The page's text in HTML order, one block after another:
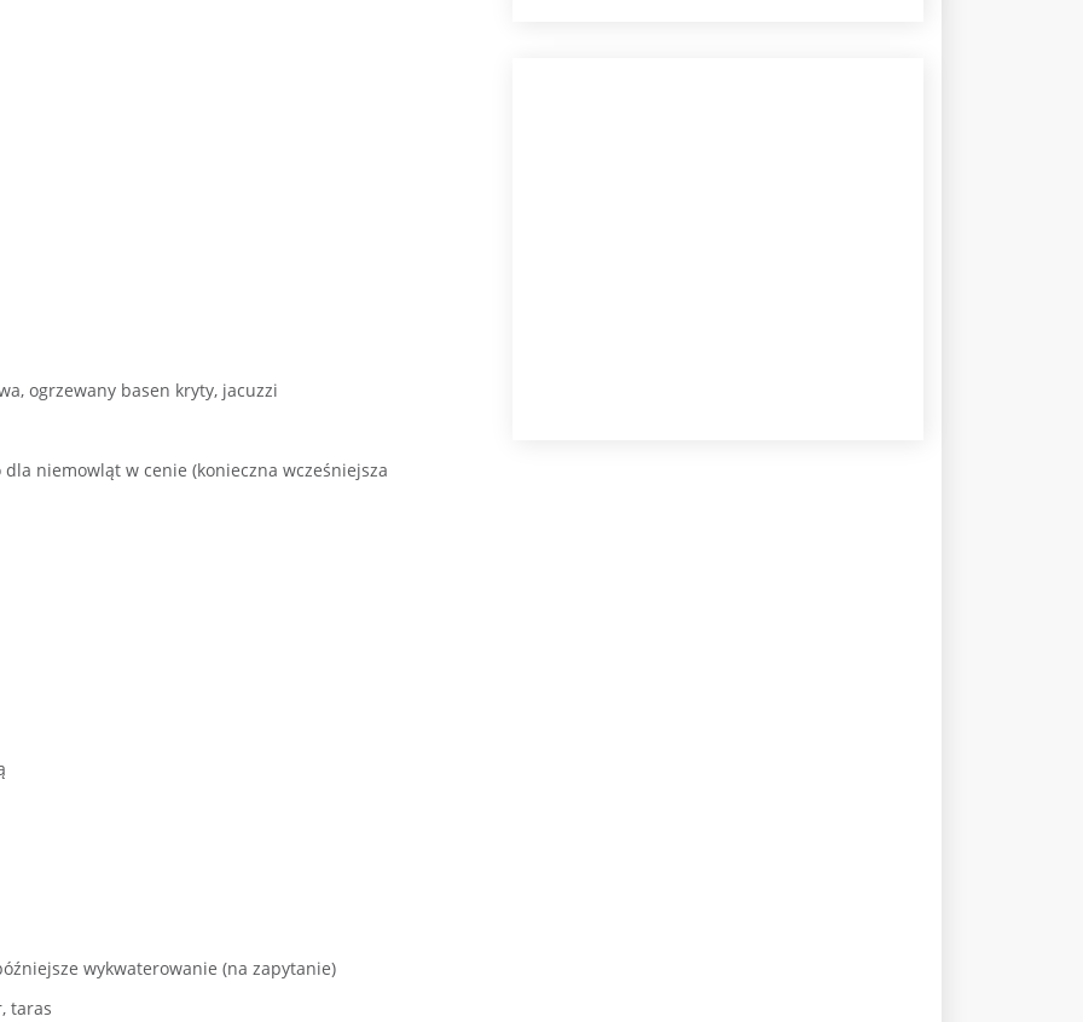
ogrzewany basen kryty, jacuzzi
dla niemowląt w cenie (konieczna wcześniejsza
wykwaterowanie (na zapytanie)
taras